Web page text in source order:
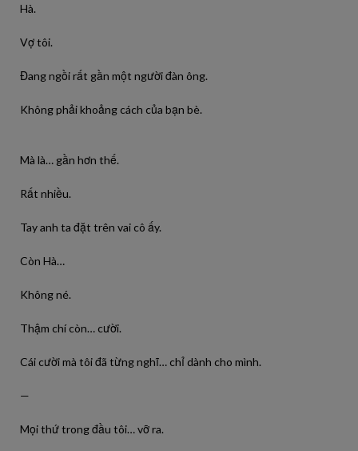
Hà.
Vợ tôi.
Đang ngồi rất gần một người đàn ông.
Không phải khoảng cách của bạn bè.
Mà là… gần hơn thế.
Rất nhiều.
Tay anh ta đặt trên vai cô ấy.
Còn Hà…
Không né.
Thậm chí còn… cười.
Cái cười mà tôi đã từng nghĩ… chỉ dành cho mình.
—
Mọi thứ trong đầu tôi… vỡ ra.